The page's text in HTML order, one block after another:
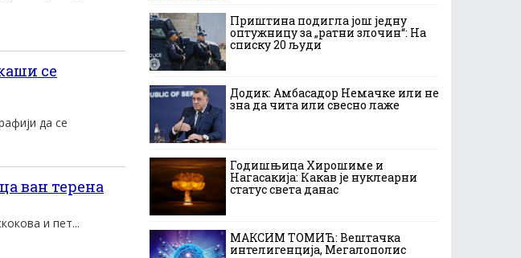
се
да се
ван терена
и пет...
Приштина подигла још једну
оптужницу за „ратни злочин“: На
списку 20 људи
Додик: Амбасадор Немачке или не
зна да чита или свесно лаже
Годишњица Хирошиме и
Нагасакија: Какав је нуклеарни
статус света данас
МАКСИМ ТОМИЋ: Вештачка
интелигенција, Мегалополис